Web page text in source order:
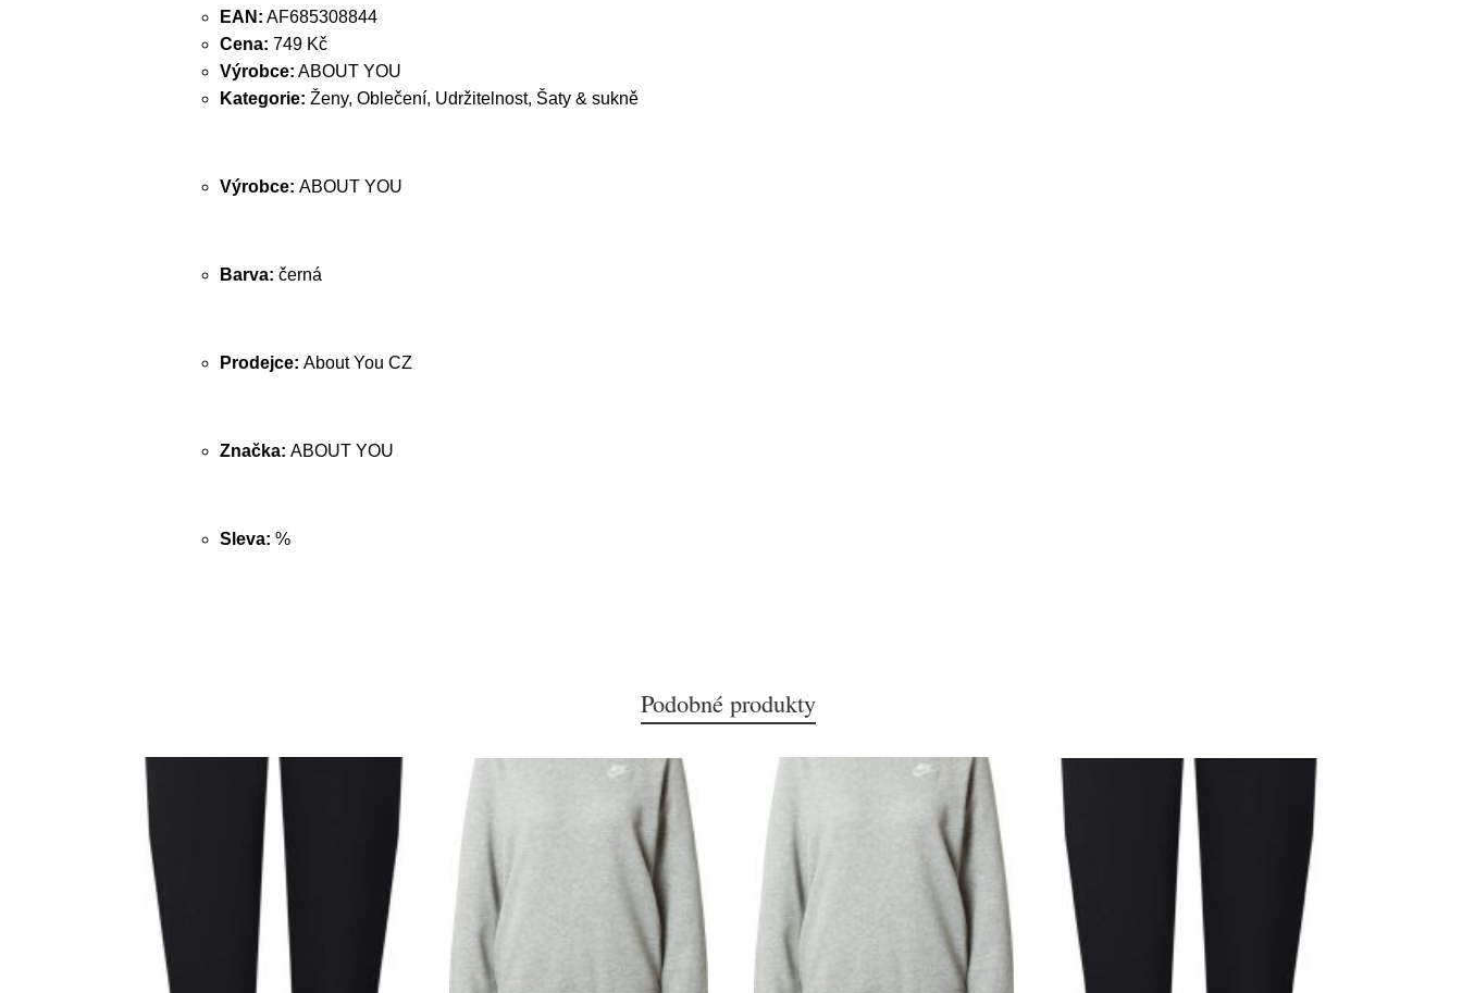
EAN: AF685308844
Cena: 749 Kč
Výrobce: ABOUT YOU
Kategorie: Ženy, Oblečení, Udržitelnost, Šaty & sukně
Výrobce: ABOUT YOU
Barva: černá
Prodejce: About You CZ
Značka: ABOUT YOU
Sleva: %
Podobné produkty